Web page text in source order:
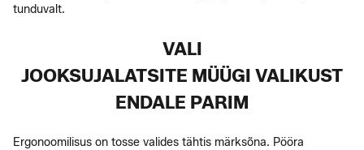
tunduvalt.
VALI
JOOKSUJALATSITE MÜÜGI VALIKUST
ENDALE PARIM
Ergonoomilisus on tosse valides tähtis märksõna. Pööra